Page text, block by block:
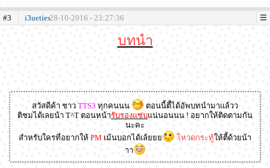
#3 i3ueties28-10-2016 - 23:27:36
บทนำ
สวัสดีค้า ชาวTTS3 ทุกคนนน
ตอนนี้ตี้ได้อัพบทนำมาแล้วว
ติชมได้เลยน้า T^T ตอนหน้ารับรองแซ่บแน่นอนนน ! อยากให้ติดตามกัน
นะคะ
สำหรับใครที่อยากให้PM เม้นบอกได้เล้ยยย โหวดกระทู้ให้ตี้ด้วยน้า
าา